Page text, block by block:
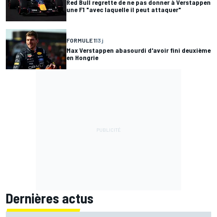
Red Bull regrette de ne pas donner à Verstappen
une F1 "avec laquelle il peut attaquer"
FORMULE 113 j
Max Verstappen abasourdi d'avoir fini deuxième
en Hongrie
Dernières actus